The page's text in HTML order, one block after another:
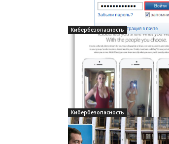
Кибербезопасность
Кибербезопасность